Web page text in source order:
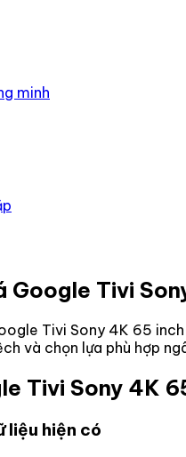
minh
Google Tivi
Tivi Sony 4K 65
và chọn lựa phù hợp
Tivi Sony 4K
liệu hiện có